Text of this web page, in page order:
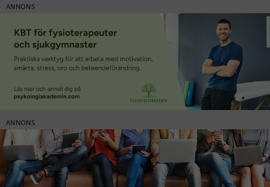
ANNONS
ANNONS